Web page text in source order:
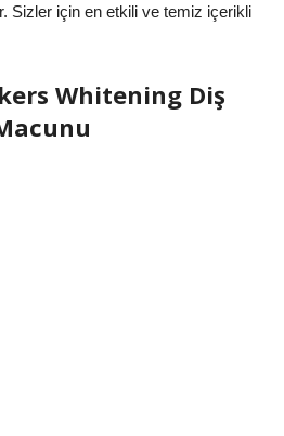
Sizler için en etkili ve temiz içerikli
Whitening Diş